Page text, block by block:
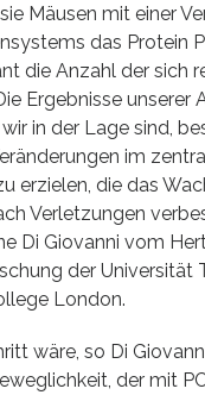
Mäusen mit einer
das Protein
die Anzahl der sich
Ergebnisse unserer
in der Lage sind,
im
erzielen, die das
Verletzungen
Di Giovanni vom
der Universität
London.
wäre, so Di
der mit